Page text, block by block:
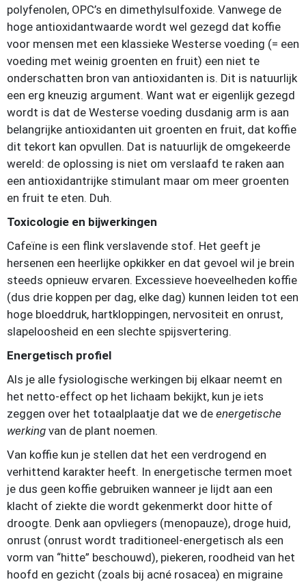
polyfenolen, OPC’s en dimethylsulfoxide. Vanwege de
hoge antioxidantwaarde wordt wel gezegd dat koffie
voor mensen met een klassieke Westerse voeding (= een
voeding met weinig groenten en fruit) een niet te
onderschatten bron van antioxidanten is. Dit is natuurlijk
een erg kneuzig argument. Want wat er eigenlijk gezegd
wordt is dat de Westerse voeding dusdanig arm is aan
belangrijke antioxidanten uit groenten en fruit, dat koffie
dit tekort kan opvullen. Dat is natuurlijk de omgekeerde
wereld: de oplossing is niet om verslaafd te raken aan
een antioxidantrijke stimulant maar om meer groenten
en fruit te eten. Duh.
Toxicologie en bijwerkingen
Cafeïne is een flink verslavende stof. Het geeft je
hersenen een heerlijke opkikker en dat gevoel wil je brein
steeds opnieuw ervaren. Excessieve hoeveelheden koffie
(dus drie koppen per dag, elke dag) kunnen leiden tot een
hoge bloeddruk, hartkloppingen, nervositeit en onrust,
slapeloosheid en een slechte spijsvertering.
Energetisch profiel
Als je alle fysiologische werkingen bij elkaar neemt en
het netto-effect op het lichaam bekijkt, kun je iets
zeggen over het totaalplaatje dat we de energetische
werking van de plant noemen.
Van koffie kun je stellen dat het een verdrogend en
verhittend karakter heeft. In energetische termen moet
je dus geen koffie gebruiken wanneer je lijdt aan een
klacht of ziekte die wordt gekenmerkt door hitte of
droogte. Denk aan opvliegers (menopauze), droge huid,
onrust (onrust wordt traditioneel-energetisch als een
vorm van “hitte” beschouwd), piekeren, roodheid van het
hoofd en gezicht (zoals bij acné rosacea) en migraine